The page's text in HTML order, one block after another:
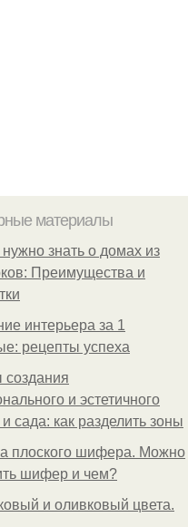
материалы
нужно знать о домах из
Преимущества и
интерьера за 1
рецепты успеха
создания
и эстетичного
сада: как разделить зоны
плоского шифера. Можно
шифер и чем?
и оливковый цвета.